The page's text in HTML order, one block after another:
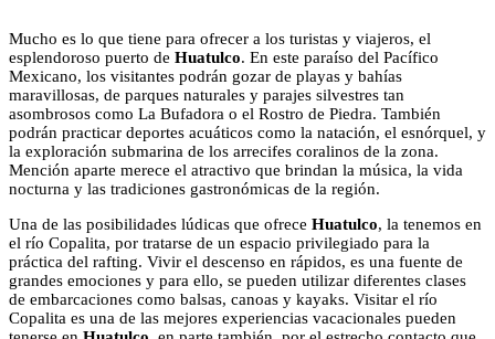
Mucho es lo que tiene para ofrecer a los turistas y viajeros, el
esplendoroso puerto de Huatulco. En este paraíso del Pacífico
Mexicano, los visitantes podrán gozar de playas y bahías
maravillosas, de parques naturales y parajes silvestres tan
asombrosos como La Bufadora o el Rostro de Piedra. También
podrán practicar deportes acuáticos como la natación, el esnórquel, y
la exploración submarina de los arrecifes coralinos de la zona.
Mención aparte merece el atractivo que brindan la música, la vida
nocturna y las tradiciones gastronómicas de la región.
Una de las posibilidades lúdicas que ofrece Huatulco, la tenemos en
el río Copalita, por tratarse de un espacio privilegiado para la
práctica del rafting. Vivir el descenso en rápidos, es una fuente de
grandes emociones y para ello, se pueden utilizar diferentes clases
de embarcaciones como balsas, canoas y kayaks. Visitar el río
Copalita es una de las mejores experiencias vacacionales pueden